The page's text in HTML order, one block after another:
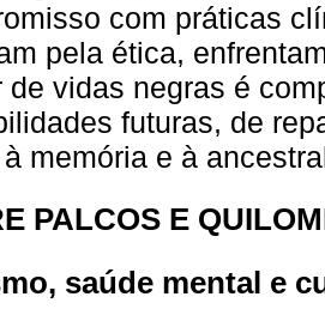
com práticas
pela ética,
de vidas negras é
futuras, de
memória e à
PALCOS E
saúde mental e